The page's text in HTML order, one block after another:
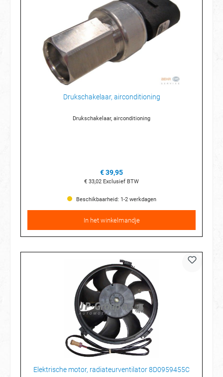
Drukschakelaar, airconditioning
Drukschakelaar, airconditioning
€ 39,95
€ 33,02 Exclusief BTW
Beschikbaarheid: 1-2 werkdagen
In het winkelmandje
Elektrische motor, radiateurventilator 8D0959455C